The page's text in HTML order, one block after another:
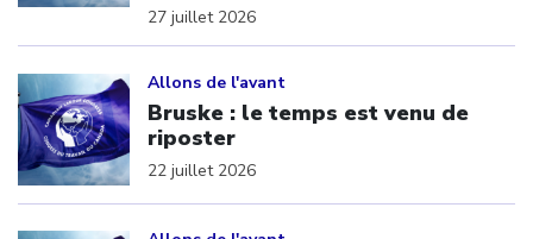
27 juillet 2026
Allons de l'avant
Bruske : le temps est venu de
riposter
22 juillet 2026